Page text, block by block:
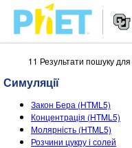
Пошук
сайті
PhET
Navigation
СИМУЛЯЦІЇ
Всі симуляції
STUDIO
11 Результати пошуку для
Симуляції
Закон Бера (HTML5)
Концентрація (HTML5)
Молярність (HTML5)
Розчини цукру і солей